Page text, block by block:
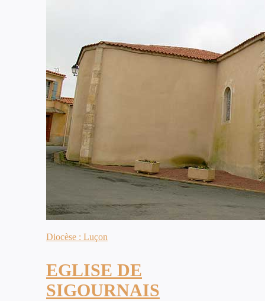
Diocèse : Luçon
EGLISE DE
SIGOURNAIS